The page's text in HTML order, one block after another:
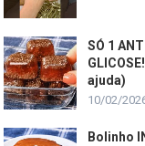
SÓ 1
ajuda)
10/02/
Bolinho